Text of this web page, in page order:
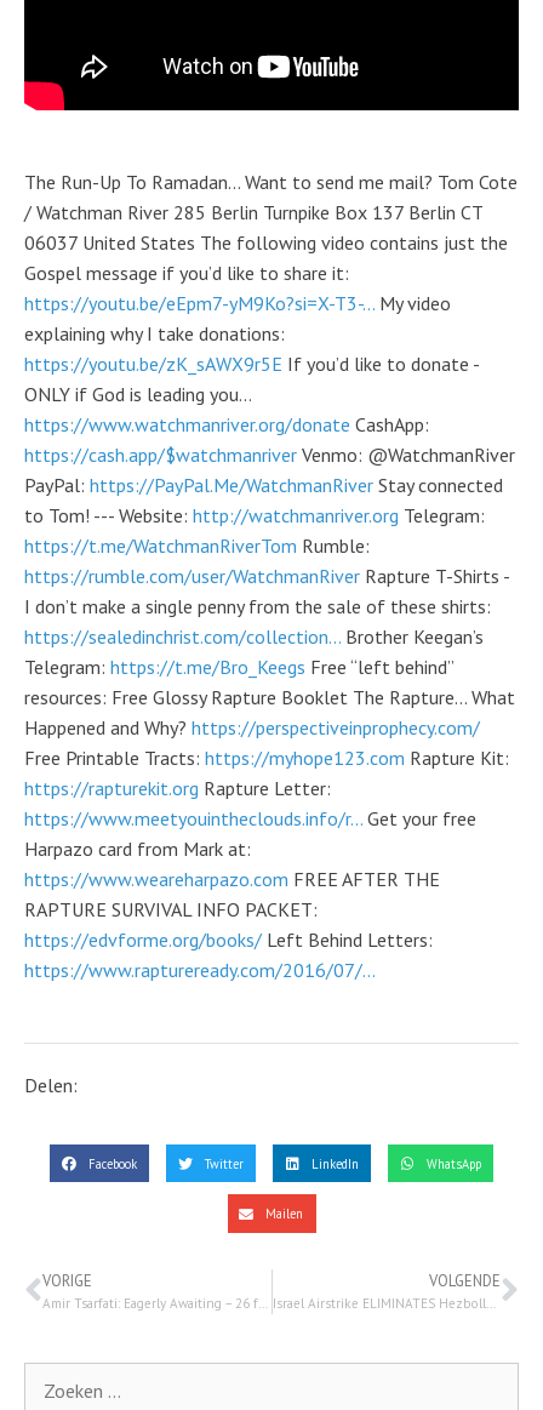
The Run-Up To Ramadan… Want to send me mail? Tom Cote
/ Watchman River 285 Berlin Turnpike Box 137 Berlin CT
06037 United States The following video contains just the
Gospel message if you’d like to share it:
https://youtu.be/eEpm7-yM9Ko?si=X-T3-... My video
explaining why I take donations:
https://youtu.be/zK_sAWX9r5E If you’d like to donate -
ONLY if God is leading you…
https://www.watchmanriver.org/donate CashApp:
https://cash.app/$watchmanriver Venmo: @WatchmanRiver
PayPal: https://PayPal.Me/WatchmanRiver Stay connected
to Tom! --- Website: http://watchmanriver.org Telegram:
https://t.me/WatchmanRiverTom Rumble:
https://rumble.com/user/WatchmanRiver Rapture T-Shirts -
I don’t make a single penny from the sale of these shirts:
https://sealedinchrist.com/collection... Brother Keegan’s
Telegram: https://t.me/Bro_Keegs Free “left behind”
resources: Free Glossy Rapture Booklet The Rapture… What
Happened and Why? https://perspectiveinprophecy.com/
Free Printable Tracts: https://myhope123.com Rapture Kit:
https://rapturekit.org Rapture Letter:
https://www.meetyouintheclouds.info/r... Get your free
Harpazo card from Mark at:
https://www.weareharpazo.com FREE AFTER THE
RAPTURE SURVIVAL INFO PACKET:
https://edvforme.org/books/ Left Behind Letters:
https://www.raptureready.com/2016/07/...
Delen:
Facebook Twitter LinkedIn WhatsApp
Mailen
VORIGE VOLGENDE